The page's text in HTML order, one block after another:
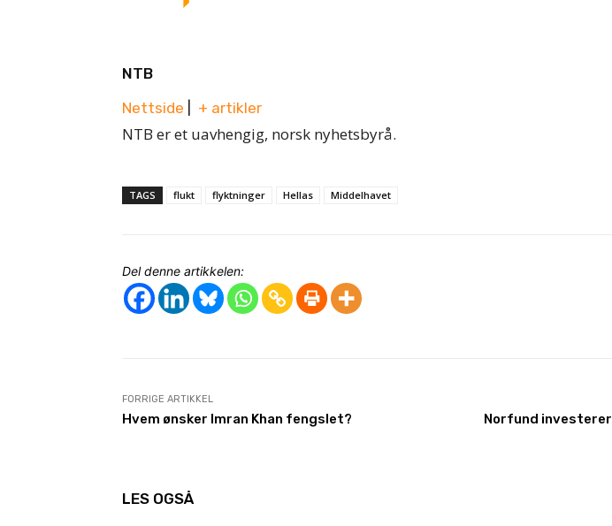
NTB
Nettside
+ artikler
NTB er et uavhengig, norsk nyhetsbyrå.
TAGS flukt flyktninger Hellas Middelhavet
Del denne artikkelen:
FORRIGE ARTIKKEL
Hvem ønsker Imran Khan fengslet?
Norfund
LES OGSÅ